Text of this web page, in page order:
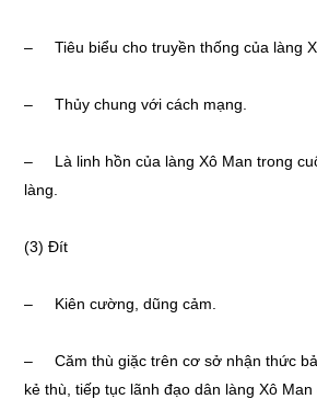
– Tiêu biểu cho truyền thống của làng
– Thủy chung với cách mạng.
– Là linh hồn của làng Xô Man trong
làng.
(3) Đít
– Kiên cường, dũng cảm.
– Căm thù giặc trên cơ sở nhận thức
kẻ thù, tiếp tục lãnh đạo dân làng Xô